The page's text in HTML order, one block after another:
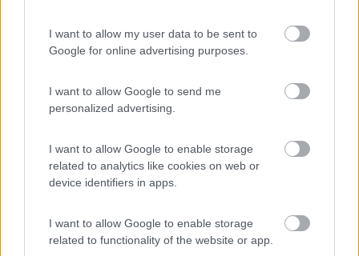
I want to allow my user data to be sent to
Google for online advertising purposes.
I want to allow Google to send me
personalized advertising.
I want to allow Google to enable storage
related to analytics like cookies on web or
device identifiers in apps.
I want to allow Google to enable storage
related to functionality of the website or app.
4,8 4
A 11 km dal centro di Casalboldrino, campeggio con
piazzo...
SS. 16 km 498 contrada santo stefano, Fraz. Casalbordino Stazione